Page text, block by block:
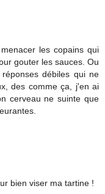
les copains qui
gouter les sauces. Ou
débiles qui ne
des comme ça, j'en ai
cerveau ne suinte que
bien viser ma tartine !